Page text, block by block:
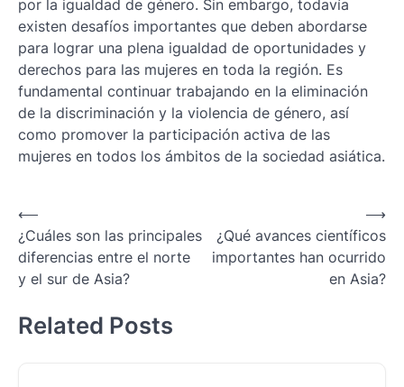
por la igualdad de género. Sin embargo, todavía
existen desafíos importantes que deben abordarse
para lograr una plena igualdad de oportunidades y
derechos para las mujeres en toda la región. Es
fundamental continuar trabajando en la eliminación
de la discriminación y la violencia de género, así
como promover la participación activa de las
mujeres en todos los ámbitos de la sociedad asiática.
Navegación
de
entradas
⟵
¿Cuáles son las principales
diferencias entre el norte
y el sur de Asia?
¿Qué avances científicos
importantes han ocurrido
en Asia?
⟶
Related Posts